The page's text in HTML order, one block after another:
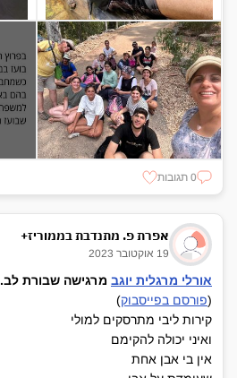
0 תגובות
אפרת פ. מתנדבת בממוריז+
19 אוקטובר 2023
אורלי מרגלית יוגב ‏מרגישה ‏שבורת לב‏.
(פורסם בפייסבוק)
קירות ליבי מתרסקים למולי
ואיני יכולה להקימם
אין בי אבן אחת